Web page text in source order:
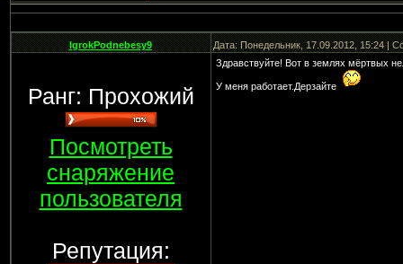
IgrokPodnebesy9 Дата: Понедельник, 17.09.2012, 15:24 |
Ранг: Прохожий
Посмотреть
снаряжение
пользователя
Репутация:
Здравствуйте! Вот в землях мёртвых
У меня работает.Дерзайте